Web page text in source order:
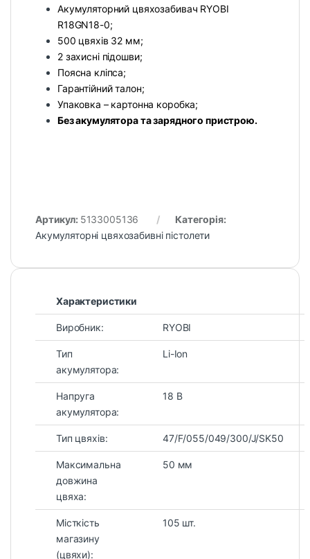
Акумуляторний цвяхозабивач RYOBI
R18GN18-0;
500 цвяхів 32 мм;
2 захисні підошви;
Поясна кліпса;
Гарантійний талон;
Упаковка – картонна коробка;
Без акумулятора та зарядного пристрою.
Артикул: 5133005136
Категорія:
Акумуляторні цвяхозабивні пістолети
Характеристики
Виробник: RYOBI
Тип
акумулятора:
Li-Ion
Напруга
акумулятора:
18 В
Тип цвяхів: 47/F/055/049/300/J/SK50
Максимальна
довжина
цвяха:
50 мм
Місткість
магазину
(цвяхи):
105 шт.